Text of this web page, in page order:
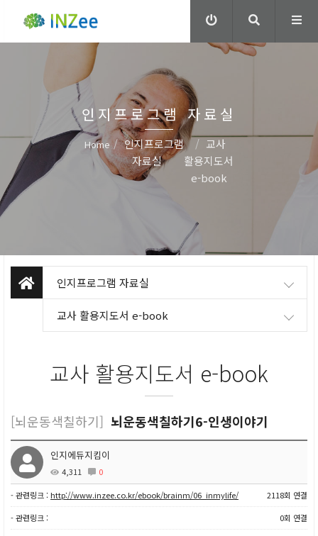
인지프로그램 자료실
Home
인지프로그램
자료실
교사
활용지도서
e-book
인지프로그램 자료실
교사 활용지도서 e-book
교사 활용지도서 e-book
[뇌운동색칠하기] 뇌운동색칠하기6-인생이야기
인지에듀지킴이
4,311 0
- 관련링크 : http://www.inzee.co.kr/ebook/brainm/06_inmylife/
2118회 연결
- 관련링크 :
0회 연결